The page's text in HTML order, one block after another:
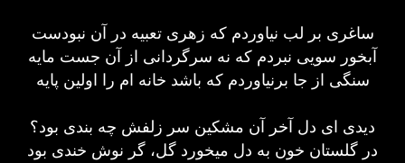
ساغری بر لب نیاوردم که زهری تعبیه در آن نبودست
آبخور سویی نبردم که نه سرگردانی از آن جست مایه
سنگی از جا برنیاوردم که باشد خانه ام را اولین پایه
دیدی ای دل آخر آن مشکین سر زلفش چه بندی بود؟
در گلستان خون به دل میخورد گل، گر نوش خندی بود